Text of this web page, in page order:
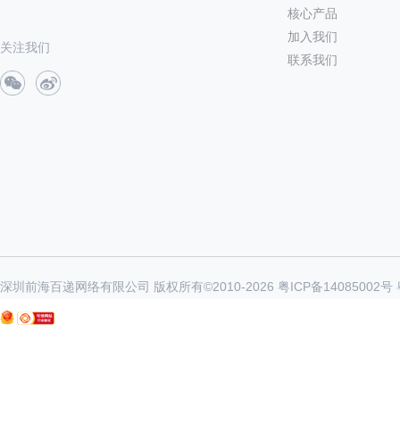
关注我们
核心产品
加入我们
联系我们
深圳前海百递网络有限公司 版权所有©2010-2026 粤ICP备14085002号